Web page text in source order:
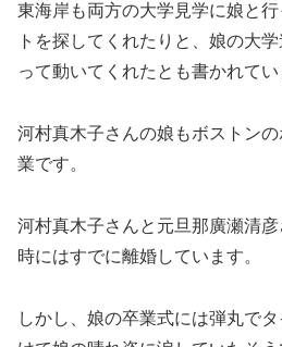
東海岸も両方の大学見学に娘と
トを探してくれたりと、娘の大
って動いてくれたとも書かれてい
河村真木子さんの娘もボストン
業です。
河村真木子さんと元旦那廣瀬清
時にはすでに離婚しています。
しかし、娘の卒業式には弾丸で